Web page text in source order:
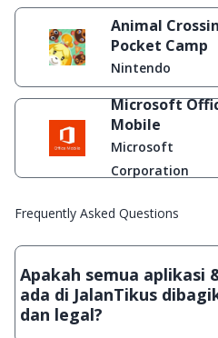
Animal
Pocket Camp
Nintendo
Microsoft
Mobile
Microsoft
Corporation
Frequently Asked Questions
Apakah semua aplikasi
ada di JalanTikus
dan legal?